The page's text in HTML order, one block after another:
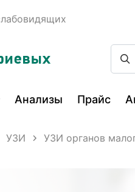
Анализы Прайс
УЗИ УЗИ органов